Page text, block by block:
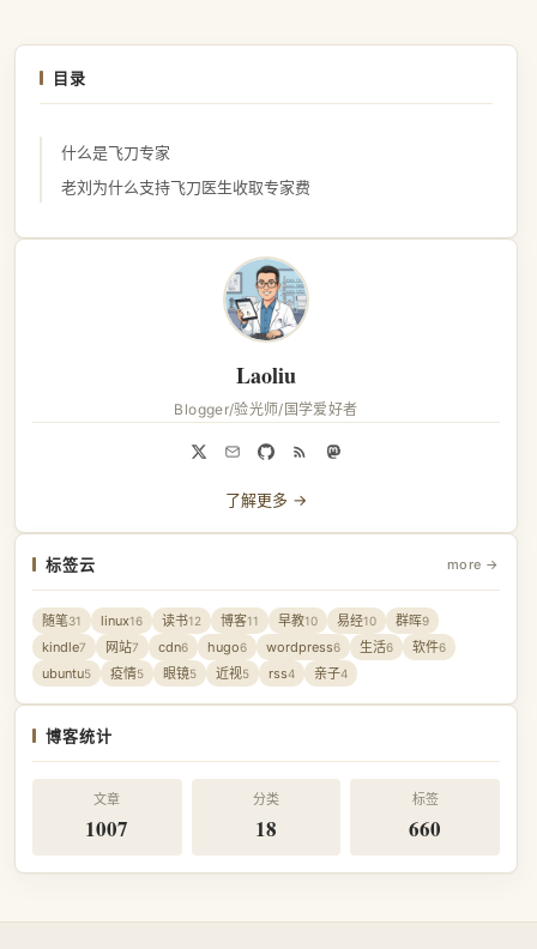
Laoliu
Blogger/验光师/国学爱好者
了解更多 →
标签云 more →
随笔31 linux16 读书12 博客11 早教10 易经10 群晖9
kindle7 网站7 cdn6 hugo6 wordpress6 生活6 软件6
ubuntu5 疫情5 眼镜5 近视5 rss4 亲子4
博客统计
文章
1007
分类
18
标签
660
目录
什么是飞刀专家
老刘为什么支持飞刀医生收取专家费